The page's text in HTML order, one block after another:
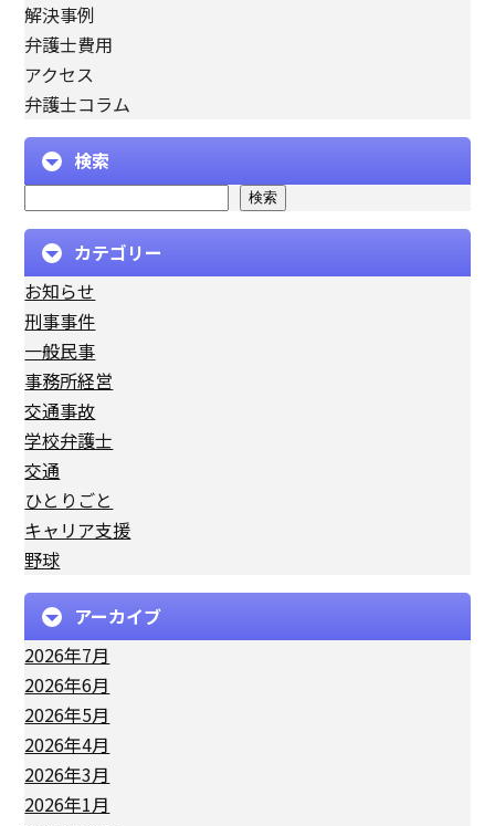
解決事例
弁護士費用
アクセス
弁護士コラム
検索
検索
カテゴリー
お知らせ
刑事事件
一般民事
事務所経営
交通事故
学校弁護士
交通
ひとりごと
キャリア支援
野球
アーカイブ
2026年7月
2026年6月
2026年5月
2026年4月
2026年3月
2026年1月